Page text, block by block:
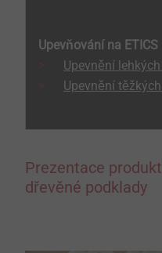
Upevňování na ETICS
Upevnění
Upevnění
Prezentace
dřevěné podklady